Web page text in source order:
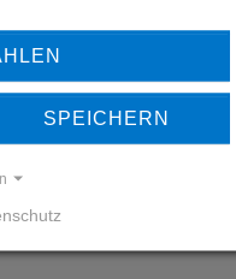
SPEICHERN